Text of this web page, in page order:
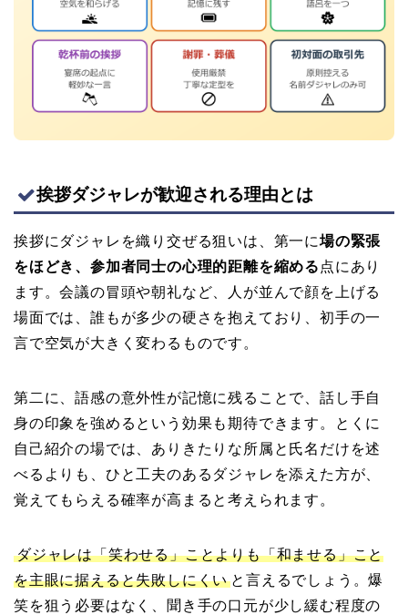
挨拶ダジャレが歓迎される理由とは
挨拶にダジャレを織り交ぜる狙いは、第一に場の緊張
をほどき、参加者同士の心理的距離を縮める 点にあり
ます。会議の冒頭や朝礼など、人が並んで顔を上げる
場面では、誰もが多少の硬さを抱えており、初手の一
言で空気が大きく変わるものです。
第二に、語感の意外性が記憶に残ることで、話し手自
身の印象を強めるという効果も期待できます。とくに
自己紹介の場では、ありきたりな所属と氏名だけを述
べるよりも、ひと工夫のあるダジャレを添えた方が、
覚えてもらえる確率が高まると考えられます。
ダジャレは「笑わせる」ことよりも「和ませる」こと
を主眼に据えると失敗しにくい と言えるでしょう。爆
笑を狙う必要はなく、聞き手の口元が少し緩む程度の